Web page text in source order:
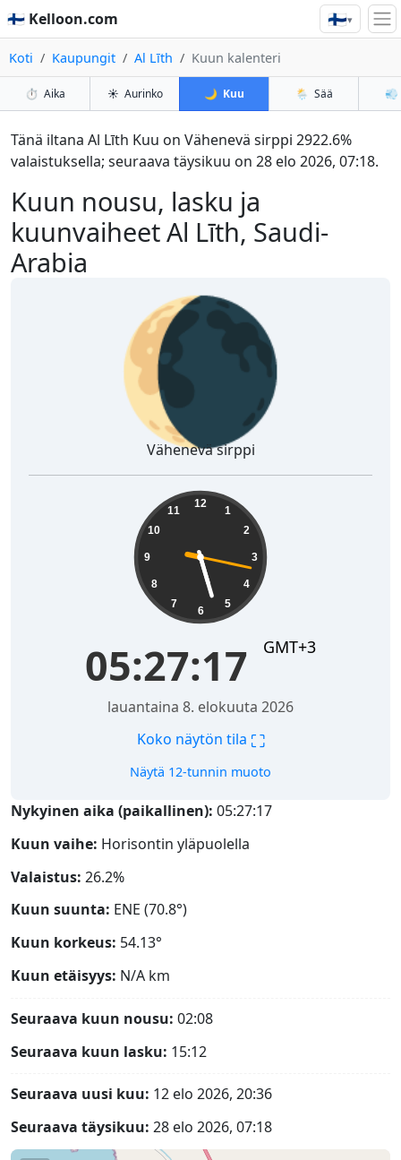
🇫🇮 Kelloon.com 🇫🇮▾
Koti Kaupungit Al Līth Kuun kalenteri
⏱️ Aika ☀️ Aurinko 🌙 Kuu 🌦️ Sää 💨
Kuun nousu, lasku ja
kuunvaiheet Al Līth, Saudi-
Arabia
Tänä iltana Al Līth Kuu on Vähenevä sirppi 2922.6%
valaistuksella; seuraava täysikuu on 28 elo 2026, 07:18.
🌘
Vähenevä sirppi
12
1
2
3
4
5
6
7
8
9
10
11
05:27:18 GMT+3
lauantaina 8. elokuuta 2026
Koko näytön tila ⛶
Näytä 12-tunnin muoto
Nykyinen aika (paikallinen): 05:27:18
Kuun vaihe: Horisontin yläpuolella
Valaistus: 26.2%
Kuun suunta: ENE (70.8°)
Kuun korkeus: 54.13°
Kuun etäisyys: N/A km
Seuraava kuun nousu: 02:08
Seuraava kuun lasku: 15:12
Seuraava uusi kuu: 12 elo 2026, 20:36
Seuraava täysikuu: 28 elo 2026, 07:18